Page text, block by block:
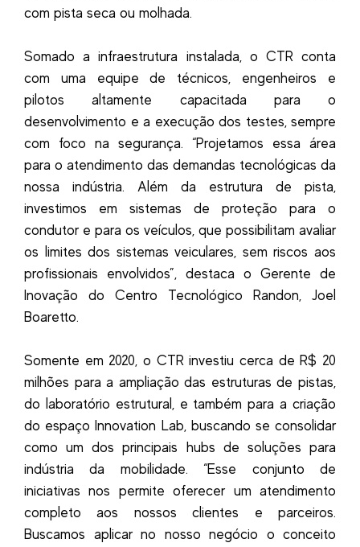
com pista seca ou molhada.
Somado a infraestrutura instalada, o CTR conta
com uma equipe de técnicos, engenheiros e
pilotos altamente capacitada para o
desenvolvimento e a execução dos testes, sempre
com foco na segurança. “Projetamos essa área
para o atendimento das demandas tecnológicas da
nossa indústria. Além da estrutura de pista,
investimos em sistemas de proteção para o
condutor e para os veículos, que possibilitam avaliar
os limites dos sistemas veiculares, sem riscos aos
profissionais envolvidos”, destaca o Gerente de
Inovação do Centro Tecnológico Randon, Joel
Boaretto.
Somente em 2020, o CTR investiu cerca de R$ 20
milhões para a ampliação das estruturas de pistas,
do laboratório estrutural, e também para a criação
do espaço Innovation Lab, buscando se consolidar
como um dos principais hubs de soluções para
indústria da mobilidade. “Esse conjunto de
iniciativas nos permite oferecer um atendimento
completo aos nossos clientes e parceiros.
Buscamos aplicar no nosso negócio o conceito